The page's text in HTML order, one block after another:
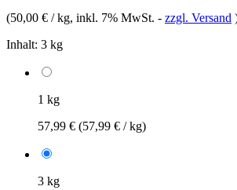
(50,00 € / kg, inkl. 7% MwSt. - zzgl. Versand
Inhalt: 3 kg
1 kg
57,99 € (57,99 € / kg)
3 kg